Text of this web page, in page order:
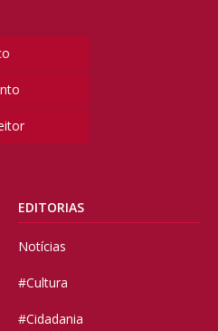
EDITORIAS
Notícias
#Cultura
#Cidadania